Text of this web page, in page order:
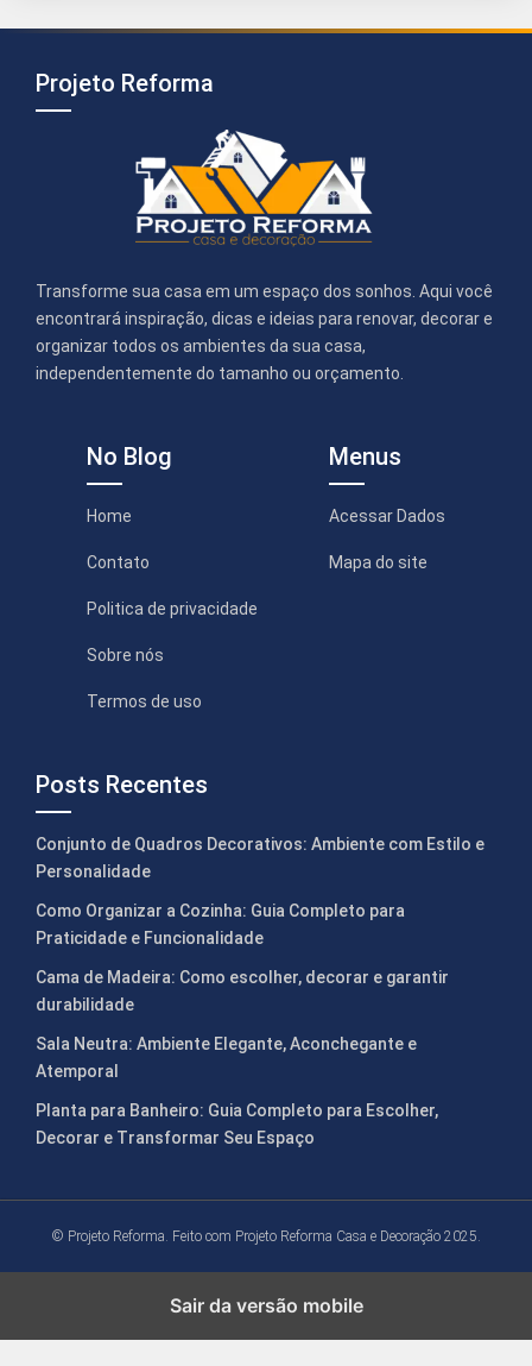
Projeto Reforma
Transforme sua casa em um espaço dos sonhos. Aqui você
encontrará inspiração, dicas e ideias para renovar, decorar e
organizar todos os ambientes da sua casa,
independentemente do tamanho ou orçamento.
No Blog
Home
Contato
Politica de privacidade
Sobre nós
Termos de uso
Menus
Acessar Dados
Mapa do site
Posts Recentes
Conjunto de Quadros Decorativos: Ambiente com Estilo e
Personalidade
Como Organizar a Cozinha: Guia Completo para
Praticidade e Funcionalidade
Cama de Madeira: Como escolher, decorar e garantir
durabilidade
Sala Neutra: Ambiente Elegante, Aconchegante e
Atemporal
Planta para Banheiro: Guia Completo para Escolher,
Decorar e Transformar Seu Espaço
© Projeto Reforma. Feito com Projeto Reforma Casa e Decoração 2025.
Sair da versão mobile